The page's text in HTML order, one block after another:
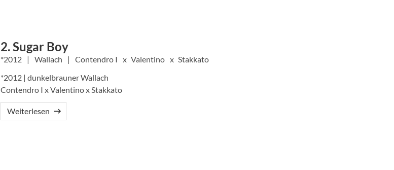
2. Sugar Boy
2012 Wallach Contendro I Valentino
Stakkato
*2012 | dunkelbrauner Wallach
Contendro I x Valentino x Stakkato
Weiterlesen